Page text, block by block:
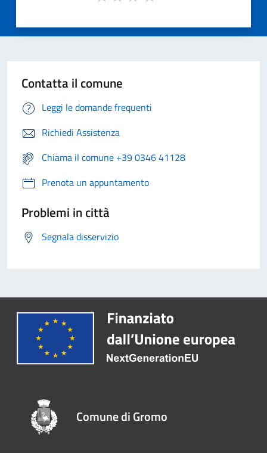
Contatta il comune
Leggi le domande frequenti
Richiedi Assistenza
Chiama il comune +39 0346 41128
Prenota un appuntamento
Problemi in città
Segnala disservizio
Comune di Gromo